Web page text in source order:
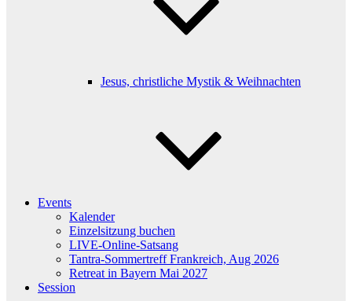
Jesus, christliche Mystik & Weihnachten
Events
Kalender
Einzelsitzung buchen
LIVE-Online-Satsang
Tantra-Sommertreff Frankreich, Aug 2026
Retreat in Bayern Mai 2027
Session